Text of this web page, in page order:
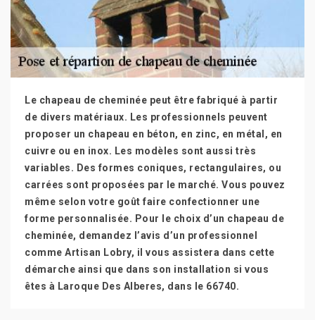
Le chapeau de cheminée peut être fabriqué à partir
de divers matériaux. Les professionnels peuvent
proposer un chapeau en béton, en zinc, en métal, en
cuivre ou en inox. Les modèles sont aussi très
variables. Des formes coniques, rectangulaires, ou
carrées sont proposées par le marché. Vous pouvez
même selon votre goût faire confectionner une
forme personnalisée. Pour le choix d’un chapeau de
cheminée, demandez l’avis d’un professionnel
comme Artisan Lobry, il vous assistera dans cette
démarche ainsi que dans son installation si vous
êtes à Laroque Des Alberes, dans le 66740.